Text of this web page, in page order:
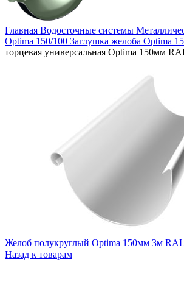
Главная Водосточные системы
Optima 150/100 Заглушка желоба Optima
торцевая универсальная Optima 150мм
Желоб полукруглый Optima 150мм 3м
Назад к товарам